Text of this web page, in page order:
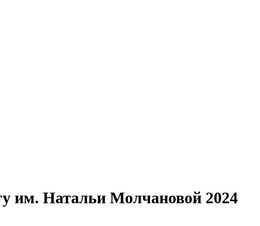
им. Натальи Молчановой 2024